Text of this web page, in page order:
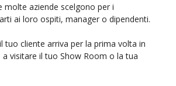
molte aziende scelgono per i
ai loro ospiti, manager o dipendenti.
tuo cliente arriva per la prima volta in
visitare il tuo Show Room o la tua